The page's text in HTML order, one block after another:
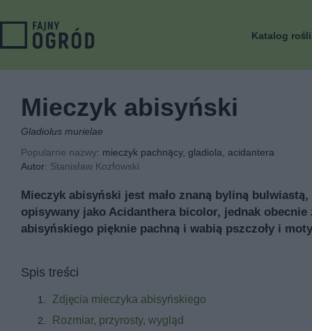
Katalog
Mieczyk abisyński
Gladiolus murielae
Popularne nazwy: mieczyk pachnący, gladiola, acidantera
Autor: Stanisław Kozłowski
Mieczyk abisyński jest mało znaną byliną
opisywany jako Acidanthera bicolor, jednak
abisyńskiego pięknie pachną i wabią pszczoły i
Spis treści
Zdjęcia mieczyka abisyńskiego
Rozmiar, przyrosty, wygląd